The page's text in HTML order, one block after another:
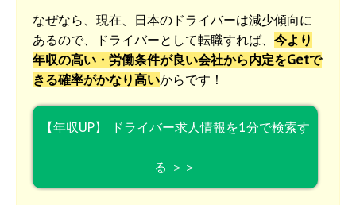
なぜなら、現在、日本のドライバーは減少傾向に
あるので、ドライバーとして転職すれば、 今より
年収の高い・労働条件が良い会社から内定をGetで
きる確率がかなり高いからです！
【年収UP】 ドライバー求人情報を1分で検索す
る ＞＞